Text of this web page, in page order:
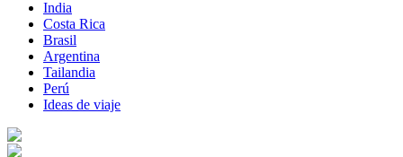
India
Costa Rica
Brasil
Argentina
Tailandia
Perú
Ideas de viaje